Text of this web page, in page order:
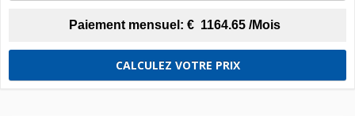
Paiement mensuel: € 1164.65/Mois
CALCULEZ VOTRE PRIX